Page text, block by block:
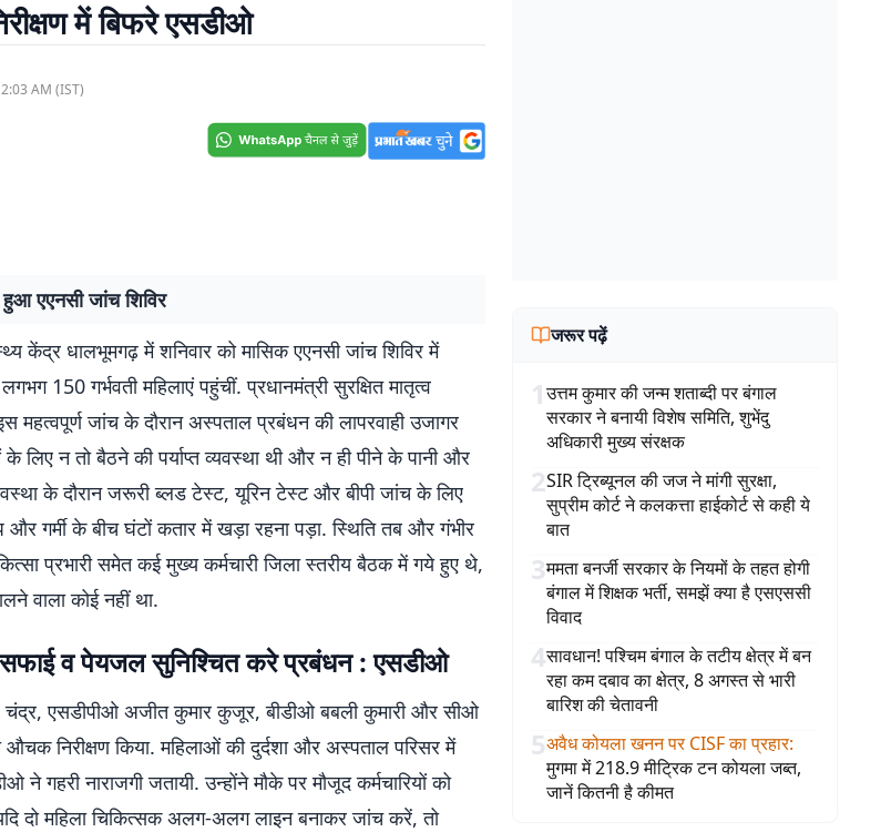
में बिफरे एसडीओ
AM (IST)
एएनसी जांच शिविर
केंद्र धालभूमगढ़ में शनिवार को मासिक एएनसी जांच शिविर में
150 गर्भवती महिलाएं पहुंचीं. प्रधानमंत्री सुरक्षित मातृत्व
महत्वपूर्ण जांच के दौरान अस्पताल प्रबंधन की लापरवाही उजागर
लिए न तो बैठने की पर्याप्त व्यवस्था थी और न ही पीने के पानी और
के दौरान जरूरी ब्लड टेस्ट, यूरिन टेस्ट और बीपी जांच के लिए
और गर्मी के बीच घंटों कतार में खड़ा रहना पड़ा. स्थिति तब और गंभीर
प्रभारी समेत कई मुख्य कर्मचारी जिला स्तरीय बैठक में गये हुए थे,
वाला कोई नहीं था.
व पेयजल सुनिश्चित करे प्रबंधन : एसडीओ
एसडीपीओ अजीत कुमार कुजूर, बीडीओ बबली कुमारी और सीओ
निरीक्षण किया. महिलाओं की दुर्दशा और अस्पताल परिसर में
गहरी नाराजगी जतायी. उन्होंने मौके पर मौजूद कर्मचारियों को
दो महिला चिकित्सक अलग-अलग लाइन बनाकर जांच करें, तो
जरूर पढ़ें
1उत्तम कुमार की जन्म शताब्दी पर बंगाल
सरकार ने बनायी विशेष समिति, शुभेंदु
अधिकारी मुख्य संरक्षक
2SIR ट्रिब्यूनल की जज ने मांगी सुरक्षा,
सुप्रीम कोर्ट ने कलकत्ता हाईकोर्ट से कही ये
बात
3ममता बनर्जी सरकार के नियमों के तहत होगी
बंगाल में शिक्षक भर्ती, समझें क्या है एसएससी
विवाद
4सावधान! पश्चिम बंगाल के तटीय क्षेत्र में बन
रहा कम दबाव का क्षेत्र, 8 अगस्त से भारी
बारिश की चेतावनी
5अवैध कोयला खनन पर CISF का प्रहार:
मुगमा में 218.9 मीट्रिक टन कोयला जब्त,
जानें कितनी है कीमत